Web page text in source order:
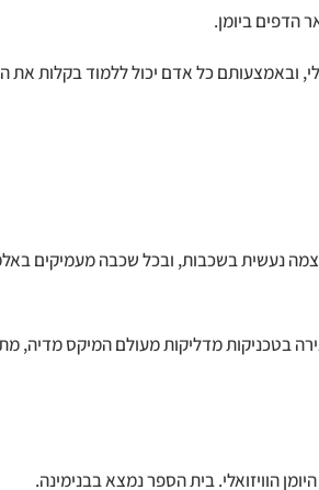
הדפים ביומן.
ובאמצעותם כל אדם יכול ללמוד בקלות את
נעשית בשכבות, ובכל שכבה מעמיקים
בטכניקות מדליקות מעולם המיקס מדיה,
הוויזואלי. בית הספר נמצא בבנימינה.